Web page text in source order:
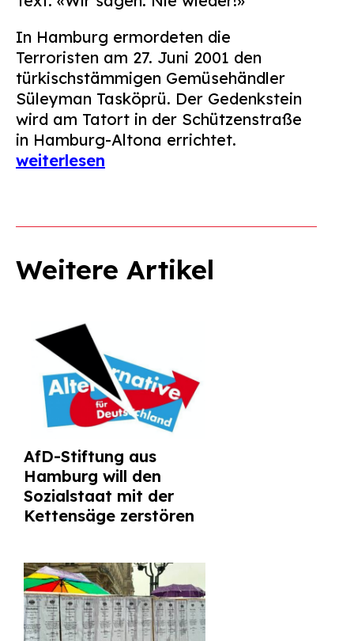
In Hamburg ermordeten die
Terroristen am 27. Juni 2001 den
türkischstämmigen Gemüsehändler
Süleyman Tasköprü. Der Gedenkstein
wird am Tatort in der Schützenstraße
in Hamburg-Altona errichtet.
weiterlesen
Weitere Artikel
AfD-Stiftung aus
Hamburg will den
Sozialstaat mit der
Kettensäge zerstören